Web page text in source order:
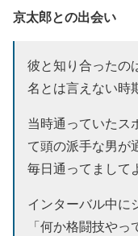
京太郎との出会い
彼と知り合ったの
名とは言えない時
当時通っていたス
て頭の派手な男が
毎日通ってまして
インターバル中に
「何か格闘技や